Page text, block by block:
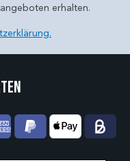
erhalten.